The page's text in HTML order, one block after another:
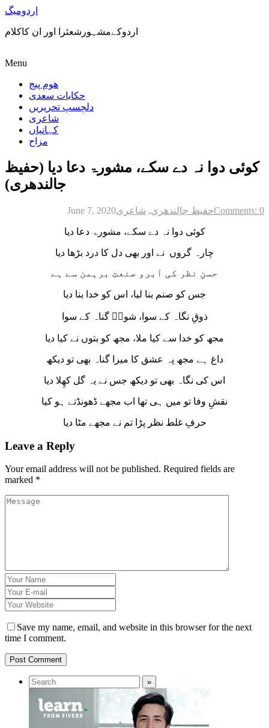
اردومیگ
اردوکےمشہورشعئرا اور ان کاکلام
Menu
ھوم پیج
حکایات سعدی
دلچسپ تحریریں
شاعری
کہانیاں
مزاح
کوئی دوا نہ دے سکے، مشورۃ دعا دیا (حفیظ
جالندھری)
June 7, 2020 حفیظ جالندھری, شاعری Comments: 0
کوئی دوا نہ دے سکے، مشورۃ دعا دیا
چارہ گروں نے اور بھی دل کا درد بڑھا دیا
حسنِ نظر کی آبرو صنعتِ برہمن سے ہے
جس کو صنم بنا لیا، اس کو خدا بنا دیا
ذوقِ نگاہ کے سوا، شوقؐ گناہ کے سوا
مجھ کو خدا سے کیا ملا، مجھ کو بتوں نے کیا دیا
داغ ہے مجھ پہ عشق کا میرا گناہ بھی تو دیکھ
اس کی نگاہ بھی تو دیکھ جس نے یہ گل کھِلا دیا
نقشِ وفا تو میں ہی تھا اب مجھے ڈھونڈتے ہو کیا
حرفِ غلط نظر پڑا تم نے مجھے مٹا دیا
Leave a Reply
Your email address will not be published. Required fields are
marked *
Save my name, email, and website in this browser for the next
time I comment.